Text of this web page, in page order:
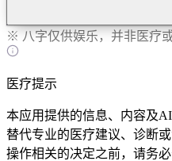
※ 八字仅供娱乐，并非医疗或
医疗提示
本应用提供的信息、内容及
替代专业的医疗建议、诊断
操作相关的决定之前，请务